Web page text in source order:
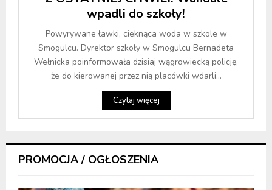
wpadli do szkoły!
Powyrywane ławki, cieknąca woda w szkole w
Smogulcu. Dyrektor szkoły w Smogulcu Bernadeta
Wełnicka poinformowała dzisiaj wągrowiecką policję,
że do kierowanej przez nią placówki wdarli...
Czytaj więcej
PROMOCJA / OGŁOSZENIA